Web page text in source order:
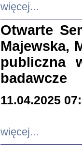
więcej...
Otwarte
Majewska,
publiczna
badawcze
11.04.2025
więcej...